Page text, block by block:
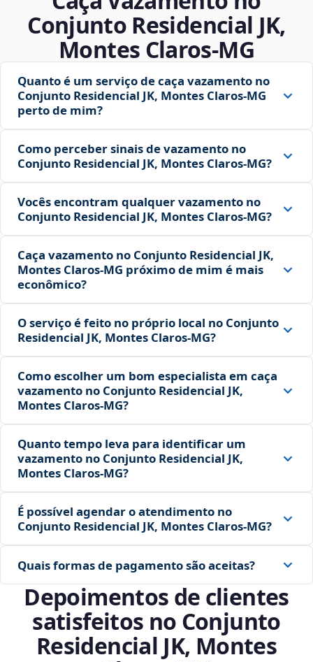
Conjunto Residencial JK,
Montes Claros‑MG
Quanto é um serviço de caça vazamento no
Conjunto Residencial JK, Montes Claros‑MG
perto de mim?
Como perceber sinais de vazamento no
Conjunto Residencial JK, Montes Claros‑MG?
Vocês encontram qualquer vazamento no
Conjunto Residencial JK, Montes Claros‑MG?
Caça vazamento no Conjunto Residencial JK,
Montes Claros‑MG próximo de mim é mais
econômico?
O serviço é feito no próprio local no Conjunto
Residencial JK, Montes Claros‑MG?
Como escolher um bom especialista em caça
vazamento no Conjunto Residencial JK,
Montes Claros‑MG?
Quanto tempo leva para identificar um
vazamento no Conjunto Residencial JK,
Montes Claros‑MG?
É possível agendar o atendimento no
Conjunto Residencial JK, Montes Claros‑MG?
Quais formas de pagamento são aceitas?
Depoimentos de clientes
satisfeitos no Conjunto
Residencial JK, Montes